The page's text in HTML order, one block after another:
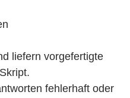
liefern vorgefertigte
fehlerhaft oder